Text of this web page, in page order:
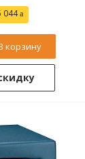
044
корзину